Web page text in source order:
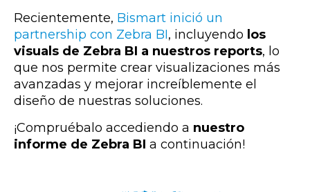
Recientemente, Bismart inició un
partnership con Zebra BI, incluyendo los
visuals de Zebra BI a nuestros reports, lo
que nos permite crear visualizaciones más
avanzadas y mejorar increíblemente el
diseño de nuestras soluciones.
¡Compruébalo accediendo a nuestro
informe de Zebra BI a continuación!